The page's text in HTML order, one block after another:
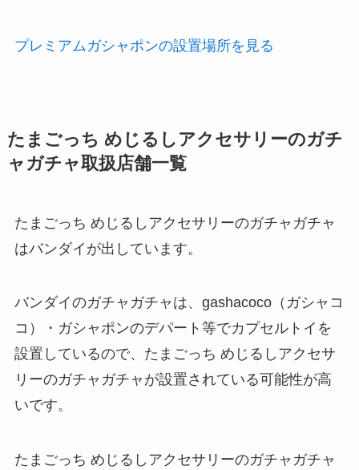
プレミアムガシャポンの設置場所を見る
たまごっち めじるしアクセサリーのガチ
ャガチャ取扱店舗一覧
たまごっち めじるしアクセサリーのガチャガチャ
はバンダイが出しています。
バンダイのガチャガチャは、gashacoco（ガシャコ
コ）・ガシャポンのデパート等でカプセルトイを
設置しているので、たまごっち めじるしアクセサ
リーのガチャガチャが設置されている可能性が高
いです。
たまごっち めじるしアクセサリーのガチャガチャ